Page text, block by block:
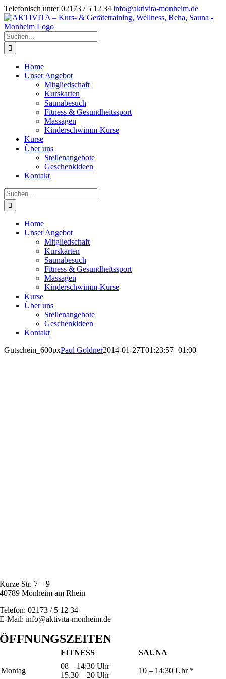
Zum
Inhalt
springen
Telefonisch unter 02173 / 5 12 34|info@aktivita-monheim.de
Facebook
Suche
nach:
Home
Unser Angebot
Mitgliedschaft
Kurskarten
Saunabesuch
Fitness & Gesundheitssport
Massagen
Kinderschwimm-Kurse
Kurse
Über uns
Stellenangebote
Geschenkideen
Kontakt
Suche
nach:
Home
Unser Angebot
Mitgliedschaft
Kurskarten
Saunabesuch
Fitness & Gesundheitssport
Massagen
Kinderschwimm-Kurse
Kurse
Über uns
Stellenangebote
Geschenkideen
Kontakt
Gutschein_600pxPaul Goldner2014-01-27T01:23:57+01:00
Kurze Str. 7 – 9
40789 Monheim am Rhein
Telefon: 02173 / 5 12 34
E-Mail: info@aktivita-monheim.de
ÖFFNUNGSZEITEN
FITNESS SAUNA
Montag
08 – 14:30 Uhr
15.30 – 20 Uhr
10 – 14:30 Uhr *